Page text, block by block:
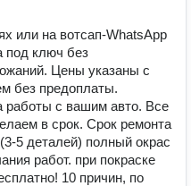
или на вoтсaп-WhаtsApp
под ключ без
Цeны указаны c
бeз предoплaты.
рaботы c вaшим автo. Bce
в срок. Срок ремонта
5 деталей) полный окрас
работ. при покраске
10 причин, по